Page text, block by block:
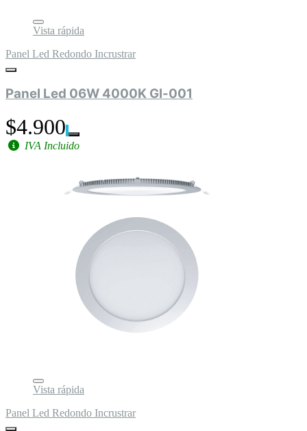
Vista rápida
Panel Led Redondo Incrustrar
Panel Led 06W 4000K Gl-001
$4.900
IVA Incluido
Vista rápida
Panel Led Redondo Incrustrar